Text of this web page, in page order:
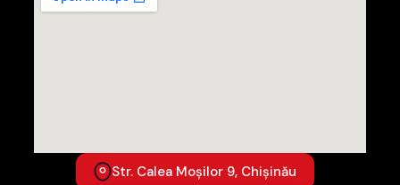
Str. Calea Moșilor 9, Chișinău